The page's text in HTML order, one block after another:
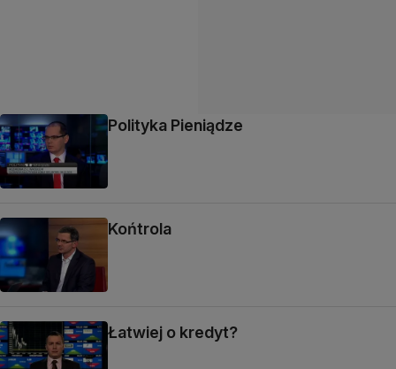
Polityka Pieniądze
Końtrola
Łatwiej o kredyt?